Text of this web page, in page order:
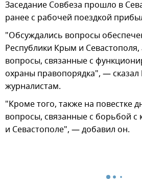
Заседание Совбеза прошло в
ранее с рабочей поездкой
"Обсуждались вопросы
Республики Крым и
вопросы, связанные с
охраны правопорядка", — сказал
журналистам.
"Кроме того, также на повестке
вопросы, связанные с борьбой
и Севастополе", — добавил он.